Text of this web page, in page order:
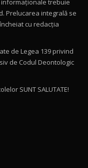
AutoBlog.MD
AutoBlog.MD
/ AutoBlog.MD
se întoarcă după el
trebuie
Prelucarea integrală se
cu redacţia
de Legea 139 privind
de Codul Deontologic
SUNT SALUTATE!